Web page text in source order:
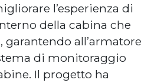
l’esperienza di
della cabina che
garantendo all’armatore
di monitoraggio
Il progetto ha